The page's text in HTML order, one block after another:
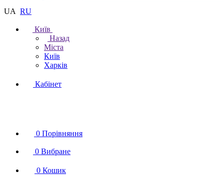
UA RU
Київ
Назад
Міста
Київ
Харків
Кабінет
0 Порівняння
0 Вибране
0 Кошик